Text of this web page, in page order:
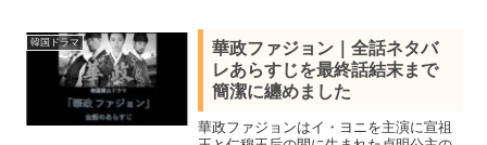
2022年数々のランキングで1位を獲得した
超話題作
韓国ドラマ
華政ファジョン｜全話ネタバ
レあらすじを最終話結末まで
簡潔に纏めました
華政ファジョンはイ・ヨニを主演に宣祖